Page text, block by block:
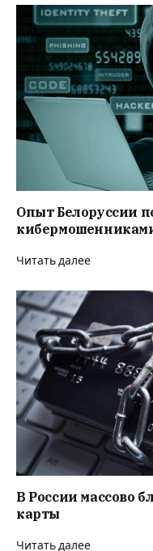
Опыт Белоруссии
Читать далее
В России массово
карты
Читать далее